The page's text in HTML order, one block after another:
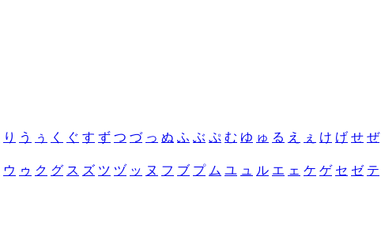
り う ぅ く ぐ す ず つ づ っ ぬ ふ ぶ ぷ む ゆ ゅ る え ぇ け げ せ ぜ
ウ ゥ ク グ ス ズ ツ ヅ ッ ヌ フ ブ プ ム ユ ュ ル エ ェ ケ ゲ セ ゼ テ